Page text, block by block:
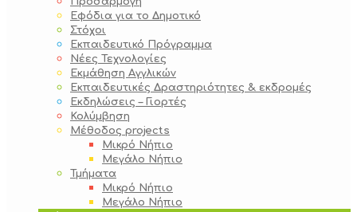
Εφόδια για το Δημοτικό
Στόχοι
Εκπαιδευτικό Πρόγραμμα
Νέες Τεχνολογίες
Εκμάθηση Αγγλικών
Εκπαιδευτικές Δραστηριότητες & εκδρομές
Εκδηλώσεις – Γιορτές
Κολύμβηση
Μέθοδος projects
Μικρό Νήπιο
Μεγάλο Νήπιο
Τμήματα
Μικρό Νήπιο
Μεγάλο Νήπιο